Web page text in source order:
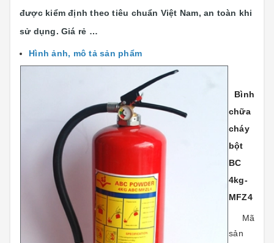
được kiểm định theo tiêu chuẩn Việt Nam, an toàn khi
sử dụng. Giá rẻ …
Hình ảnh, mô tả sản phẩm
Bình
chữa
cháy
bột
BC
4kg-
MFZ4
Mã
sản